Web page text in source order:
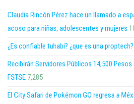
Claudia Rincón Pérez hace un llamado a
acoso para niñas, adolescentes y mujeres
¿Es confiable tuhabi? ¿que es una
Recibirán Servidores Públicos 14,500
FSTSE 7,285
El City Safari de Pokémon GO regresa a